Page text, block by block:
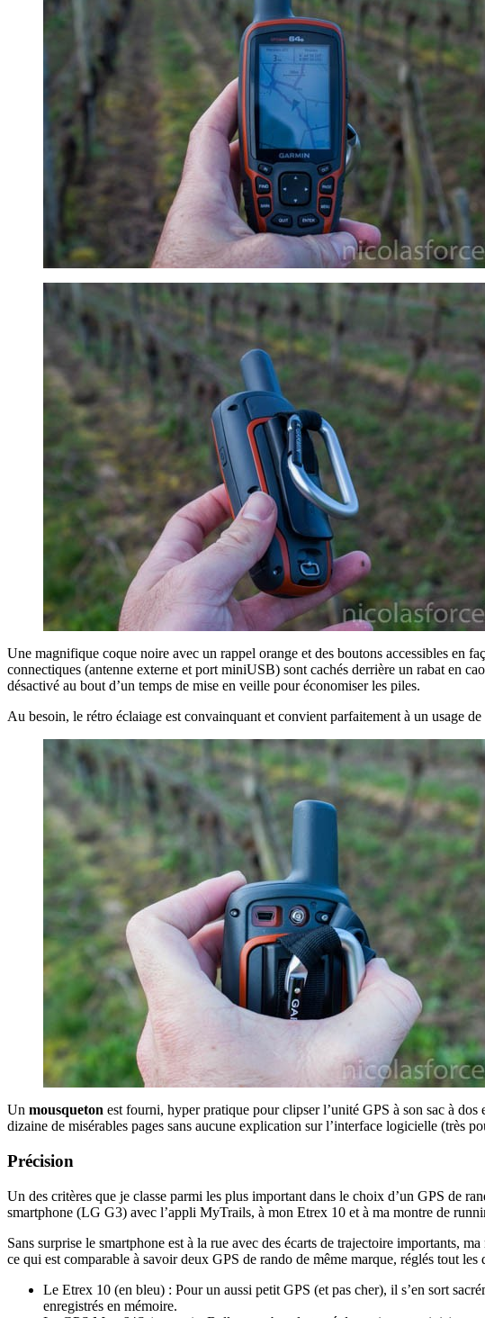
Une magnifique coque noire avec un rappel orange et des boutons accessibles en
connectiques (antenne externe et port miniUSB) sont cachés derrière un rabat en
désactivé au bout d’un temps de mise en veille pour économiser les piles.
Au besoin, le rétro éclaiage est convainquant et convient parfaitement à un usage de
Un mousqueton est fourni, hyper pratique pour clipser l’unité GPS à son sac à
dizaine de misérables pages sans aucune explication sur l’interface logicielle (très
Précision
Un des critères que je classe parmi les plus important dans le choix d’un GPS de
smartphone (LG G3) avec l’appli MyTrails, à mon Etrex 10 et à ma montre de
Sans surprise le smartphone est à la rue avec des écarts de trajectoire importants,
ce qui est comparable à savoir deux GPS de rando de même marque, réglés tout
Le Etrex 10 (en bleu) : Pour un aussi petit GPS (et pas cher), il s’en sort
enregistrés en mémoire.